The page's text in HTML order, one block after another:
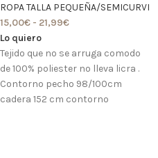
ROPA TALLA PEQUEÑA/SEMICURVI
15,00€ - 21,99€
Lo quiero
Tejido que no se arruga comodo
de 100% poliester no lleva licra .
Contorno pecho 98/100cm
cadera 152 cm contorno